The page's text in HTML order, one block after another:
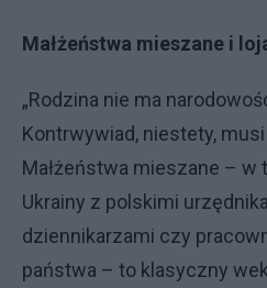
Małżeństwa mieszane i
„Rodzina nie ma
Kontrwywiad, niestety,
Małżeństwa mieszane –
Ukrainy z polskimi
dziennikarzami czy
państwa – to klasyczny